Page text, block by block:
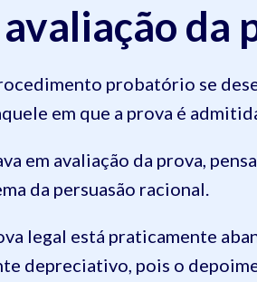
da
probatório se
em que a prova é
em avaliação da prova,
da persuasão racional.
legal está praticamente
depreciativo, pois o